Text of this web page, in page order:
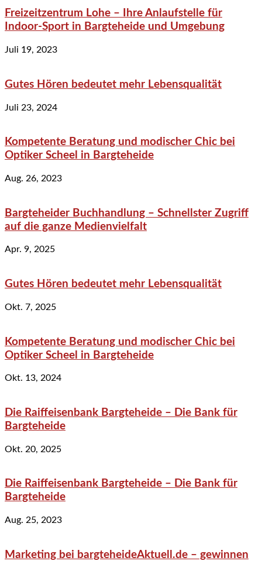
Freizeitzentrum Lohe – Ihre Anlaufstelle für
Indoor-Sport in Bargteheide und Umgebung
Juli 19, 2023
Gutes Hören bedeutet mehr Lebensqualität
Juli 23, 2024
Kompetente Beratung und modischer Chic bei
Optiker Scheel in Bargteheide
Aug. 26, 2023
Bargteheider Buchhandlung – Schnellster Zugriff
auf die ganze Medienvielfalt
Apr. 9, 2025
Gutes Hören bedeutet mehr Lebensqualität
Okt. 7, 2025
Kompetente Beratung und modischer Chic bei
Optiker Scheel in Bargteheide
Okt. 13, 2024
Die Raiffeisenbank Bargteheide – Die Bank für
Bargteheide
Okt. 20, 2025
Die Raiffeisenbank Bargteheide – Die Bank für
Bargteheide
Aug. 25, 2023
Marketing bei bargteheideAktuell.de – gewinnen